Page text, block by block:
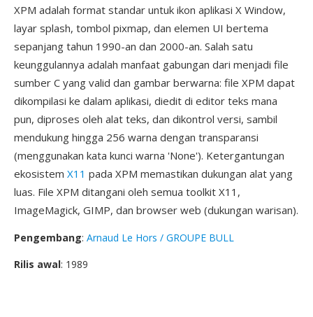
XPM adalah format standar untuk ikon aplikasi X Window,
layar splash, tombol pixmap, dan elemen UI bertema
sepanjang tahun 1990-an dan 2000-an. Salah satu
keunggulannya adalah manfaat gabungan dari menjadi file
sumber C yang valid dan gambar berwarna: file XPM dapat
dikompilasi ke dalam aplikasi, diedit di editor teks mana
pun, diproses oleh alat teks, dan dikontrol versi, sambil
mendukung hingga 256 warna dengan transparansi
(menggunakan kata kunci warna 'None'). Ketergantungan
ekosistem X11 pada XPM memastikan dukungan alat yang
luas. File XPM ditangani oleh semua toolkit X11,
ImageMagick, GIMP, dan browser web (dukungan warisan).
Pengembang: Arnaud Le Hors / GROUPE BULL
Rilis awal: 1989